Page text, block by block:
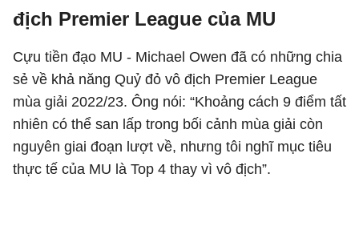
địch Premier League của MU
Cựu tiền đạo MU - Michael Owen đã có những chia
sẻ về khả năng Quỷ đỏ vô địch Premier League
mùa giải 2022/23. Ông nói: “Khoảng cách 9 điểm tất
nhiên có thể san lấp trong bối cảnh mùa giải còn
nguyên giai đoạn lượt về, nhưng tôi nghĩ mục tiêu
thực tế của MU là Top 4 thay vì vô địch”.